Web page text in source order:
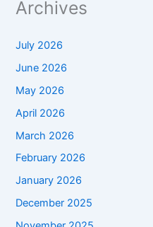
Archives
July 2026
June 2026
May 2026
April 2026
March 2026
February 2026
January 2026
December 2025